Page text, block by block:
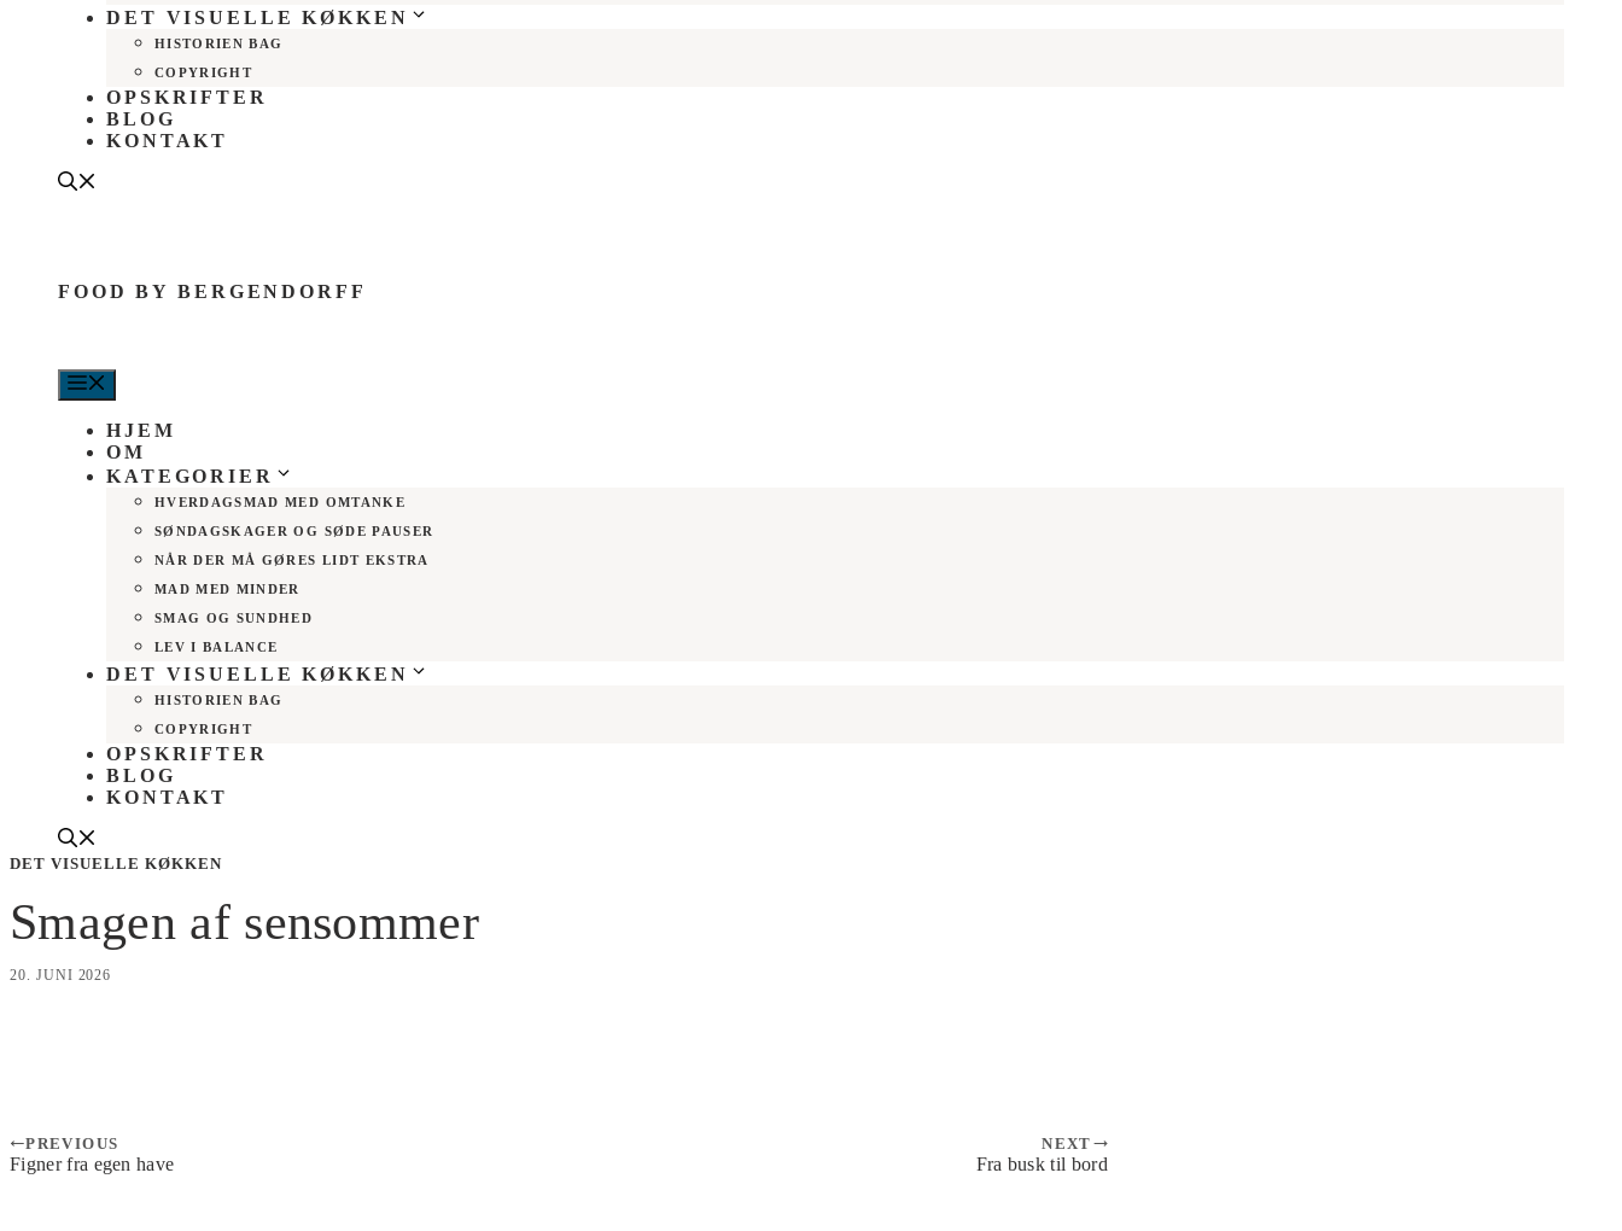
DET VISUELLE KØKKEN
HISTORIEN BAG
COPYRIGHT
OPSKRIFTER
BLOG
KONTAKT
FOOD BY BERGENDORFF
HJEM
OM
KATEGORIER
HVERDAGSMAD MED OMTANKE
SØNDAGSKAGER OG SØDE PAUSER
NÅR DER MÅ GØRES LIDT EKSTRA
MAD MED MINDER
SMAG OG SUNDHED
LEV I BALANCE
DET VISUELLE KØKKEN
HISTORIEN BAG
COPYRIGHT
OPSKRIFTER
BLOG
KONTAKT
DET VISUELLE KØKKEN
Smagen af sensommer
20. JUNI 2026
PREVIOUS
Figner fra egen have
NEXT
Fra busk til bord